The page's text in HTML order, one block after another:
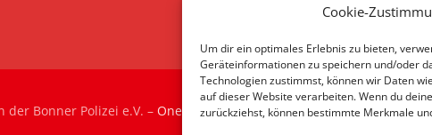
Cookie-
Um dir ein optimales Erlebnis zu bieten,
Geräteinformationen zu speichern und/oder
Technologien zustimmst, können wir Daten
auf dieser Website verarbeiten. Wenn du
zurückziehst, können bestimmte Merkmale
Bonner Polizei e.V. – OnePressTheme von FameThemes